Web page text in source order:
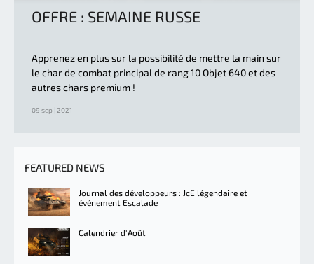
OFFRE : SEMAINE RUSSE
Apprenez en plus sur la possibilité de mettre la main sur
le char de combat principal de rang 10 Objet 640 et des
autres chars premium !
09 sep | 2021
FEATURED NEWS
Journal des développeurs : JcE légendaire et
événement Escalade
Calendrier d'Août